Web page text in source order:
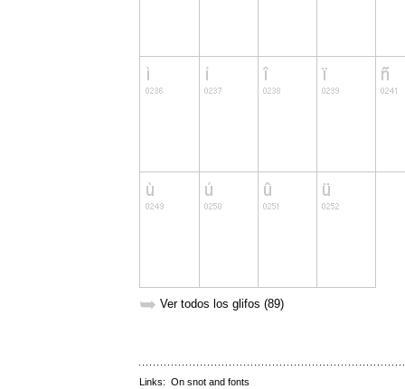
➥ Ver todos los glifos (89)
Links: On snot and fonts